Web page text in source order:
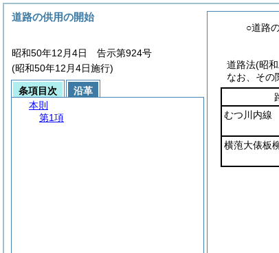
○道路
道路法(昭
なお、その
むつ川内線
横萢大俵板
道路の供用の開始
昭和50年12月4日 告示第924号
(昭和50年12月4日施行)
条項目次
沿革
本則
第1項